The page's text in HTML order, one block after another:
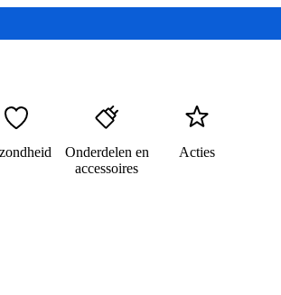
Onderdelen en
accessoires
Acties